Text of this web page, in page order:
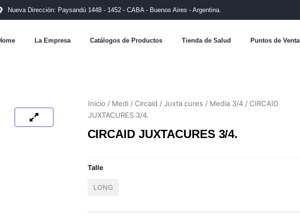
Nueva Dirección: Paysandú 1448 - 1452 - CABA - Buenos Aires - Argentina.
La Empresa Catálogos de Productos Tienda de Salud Puntos de Venta
Inicio / Medi/ Circaid / Juxta cures / Media 3/4/ CIRCAID
JUXTACURES 3/4.
CIRCAID JUXTACURES 3/4.
Talle
LONG